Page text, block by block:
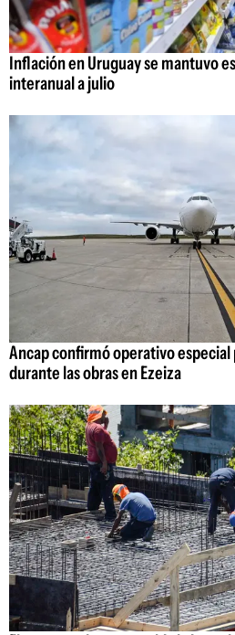
Inflación en Uruguay se mantuvo
interanual a julio
Ancap confirmó operativo especial
durante las obras en Ezeiza